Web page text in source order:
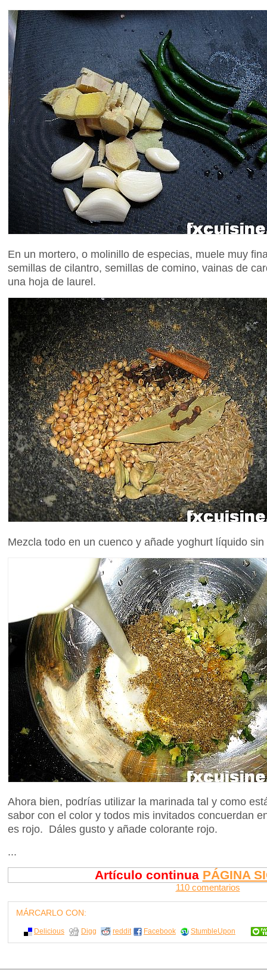
En un mortero, o molinillo de especias, muele muy
semillas de cilantro, semillas de comino, vainas de
una hoja de laurel.
Mezcla todo en un cuenco y añade yoghurt líquido sin
Ahora bien, podrías utilizar la marinada tal y como
sabor con el color y todos mis invitados concuerdan
es rojo. Dáles gusto y añade colorante rojo.
...
Artículo continua PÁGINA
110 comentarios
MÁRCARLO CON:
Delicious Digg reddit Facebook StumbleUpon